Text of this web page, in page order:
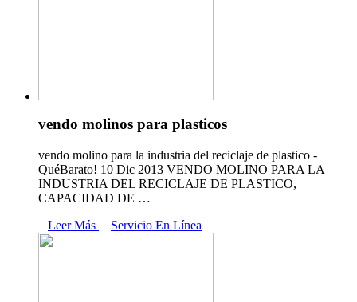
vendo molinos para plasticos
vendo molino para la industria del reciclaje de plastico -
QuéBarato! 10 Dic 2013 VENDO MOLINO PARA LA
INDUSTRIA DEL RECICLAJE DE PLASTICO,
CAPACIDAD DE …
Leer Más
Servicio En Línea